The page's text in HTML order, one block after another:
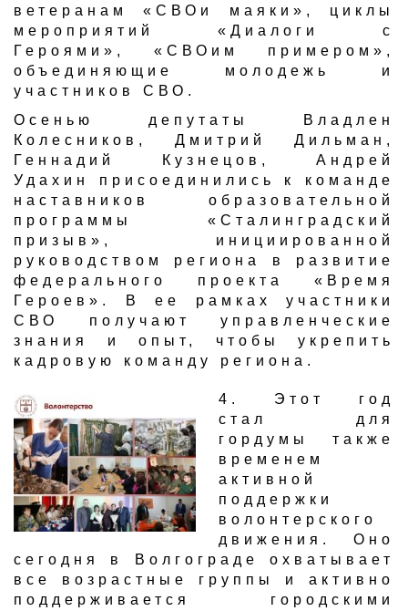
ве теранам «СВОи маяки», циклы
мероприятий «Диалоги с
Героями», «СВОим примером»,
объединяющие молодежь и
участников СВО.
Осенью депутаты Владлен
Колесников, Дмитрий Дильман,
Геннадий Кузнецов, Андрей
Удахин присоединились к команде
наставников образовательной
программы «Сталинградский
призыв», инициированной
руководством региона в развитие
федерального проекта «Время
Героев». В ее рамках участники
СВО получают управленческие
знания и опыт, чтобы укрепить
кадровую команду региона.
​4. Этот год
стал для
гордумы также
временем
активной
поддержки
волонтерского
движения. Оно
сегодня в Волгограде охватывает
все возрастные группы и активно
поддерживается городскими